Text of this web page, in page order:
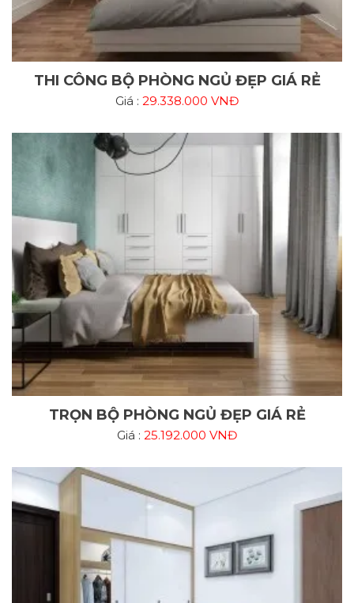
THI CÔNG BỘ PHÒNG NGỦ ĐẸP GIÁ RẺ
Giá : 29.338.000 VNĐ
TRỌN BỘ PHÒNG NGỦ ĐẸP GIÁ RẺ
Giá : 25.192.000 VNĐ